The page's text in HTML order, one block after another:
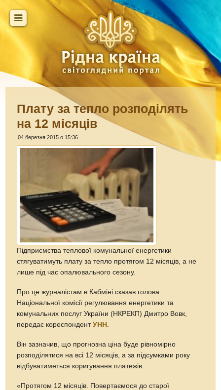
Плату за тепло розподілять
на 12 місяців
04 березня 2015 о 15:36
Підприємства теплової комунальної енергетики
стягуватимуть плату за тепло протягом 12 місяців, а не
лише під час опалювального сезону.
Про це журналістам в Кабміні сказав голова
Національної комісії регулювання енергетики та
комунальних послуг України (НКРЕКП) Дмитро Вовк,
передає кореспондентУНН.
Він зазначив, що прогнозна ціна буде рівномірно
розподілятися на всі 12 місяців, а за підсумками року
відбуватиметься коригування платежів.
«Протягом 12 місяців. Повертаємося до старої